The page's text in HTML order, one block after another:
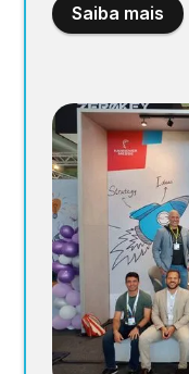
Saiba mais